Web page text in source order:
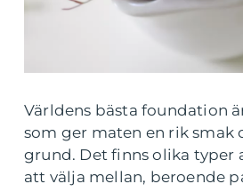
Världens bästa foundation
som ger maten en rik smak
grund. Det finns olika typer
att välja mellan, beroende